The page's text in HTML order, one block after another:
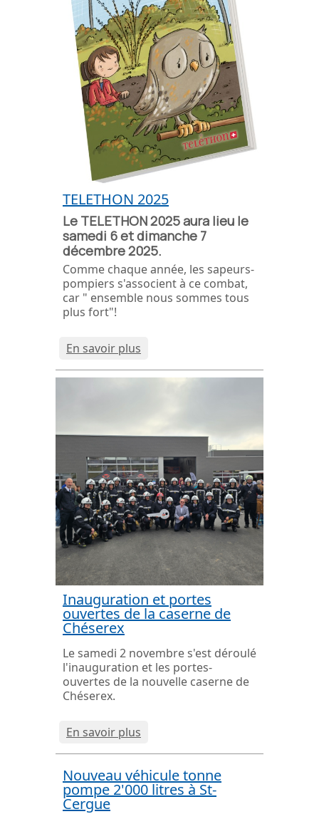
TELETHON 2025
Le TELETHON 2025 aura lieu le
samedi 6 et dimanche 7
décembre 2025.
Comme chaque année, les sapeurs-
pompiers s'associent à ce combat,
car " ensemble nous sommes tous
plus fort"!
En savoir plus
Inauguration et portes
ouvertes de la caserne de
Chéserex
Le samedi 2 novembre s'est déroulé
l'inauguration et les portes-
ouvertes de la nouvelle caserne de
Chéserex.
En savoir plus
Nouveau véhicule tonne
pompe 2'000 litres à St-
Cergue